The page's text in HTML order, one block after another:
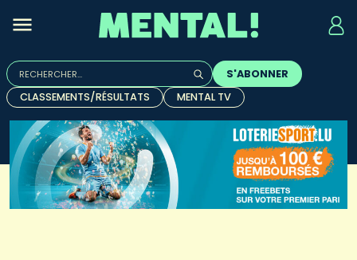
Rechercher :
Quand les résultats de l'auto-complétion sont
S'ABONNER
CLASSEMENTS/RÉSULTATS
MENTAL TV